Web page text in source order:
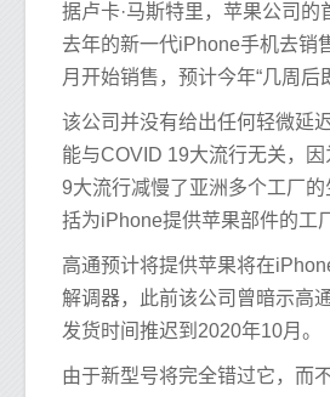
据卢卡·马斯特里，苹果公司的
去年的新一代iPhone手机去销
月开始销售，预计今年“几周后
该公司并没有给出任何轻微延
能与COVID 19大流行无关，
9大流行减慢了亚洲多个工厂
括为iPhone提供苹果部件的工
高通预计将提供苹果将在
解调器，此前该公司曾暗示高
发货时间推迟到2020年10月。
由于新型号将完全错过它，而